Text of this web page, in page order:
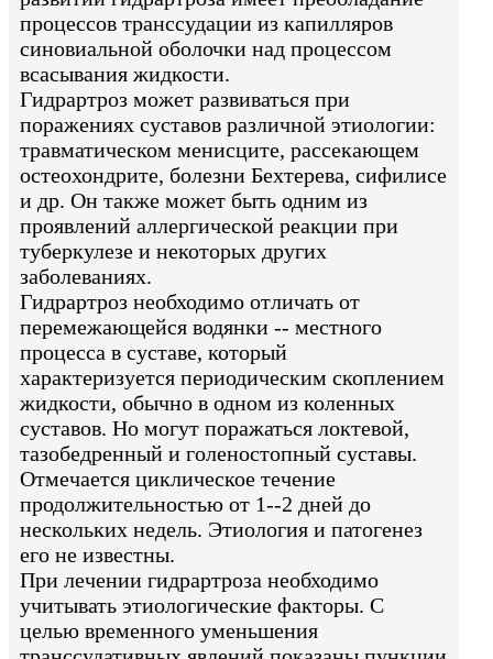
процессов транссудации из капилляров
синовиальной оболочки над процессом
всасывания жидкости.
Гидрартроз может развиваться при
поражениях суставов различной этиологии:
травматическом менисците, рассекающем
остеохондрите, болезни Бехтерева, сифилисе
и др. Он также может быть одним из
проявлений аллергической реакции при
туберкулезе и некоторых других
заболеваниях.
Гидрартроз необходимо отличать от
перемежающейся водянки -- местного
процесса в суставе, который
характеризуется периодическим скоплением
жидкости, обычно в одном из коленных
суставов. Но могут поражаться локтевой,
тазобедренный и голеностопный суставы.
Отмечается циклическое течение
продолжительностью от 1--2 дней до
нескольких недель. Этиология и патогенез
его не известны.
При лечении гидрартроза необходимо
учитывать этиологические факторы. С
целью временного уменьшения